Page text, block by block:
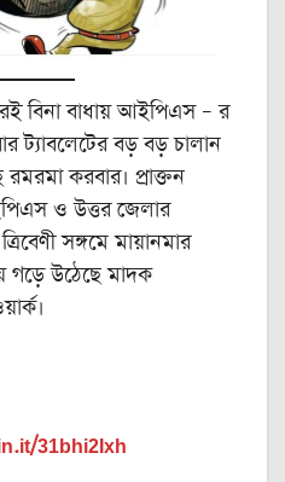
বিনা বাধায় আইপিএস – র
ট্যাবলেটের বড় বড় চালান
করবার। প্রাক্তন
ও উত্তর জেলার
সঙ্গমে মায়ানমার
গড়ে উঠেছে মাদক
31bhi2Ixh